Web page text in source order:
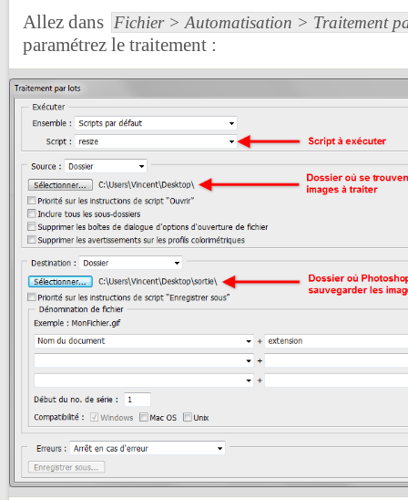
Allez dans Fichier > Automatisation > Traitement
paramétrez le traitement :